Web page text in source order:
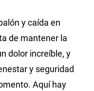
y caída en
de mantener la
dolor increíble, y
y seguridad
Aquí hay